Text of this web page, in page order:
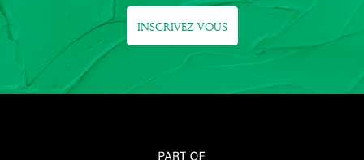
INSCRIVEZ-VOUS